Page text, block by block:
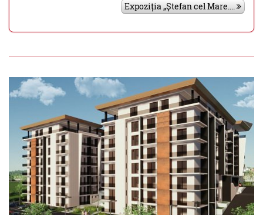
Expoziția „Ștefan cel Mare....